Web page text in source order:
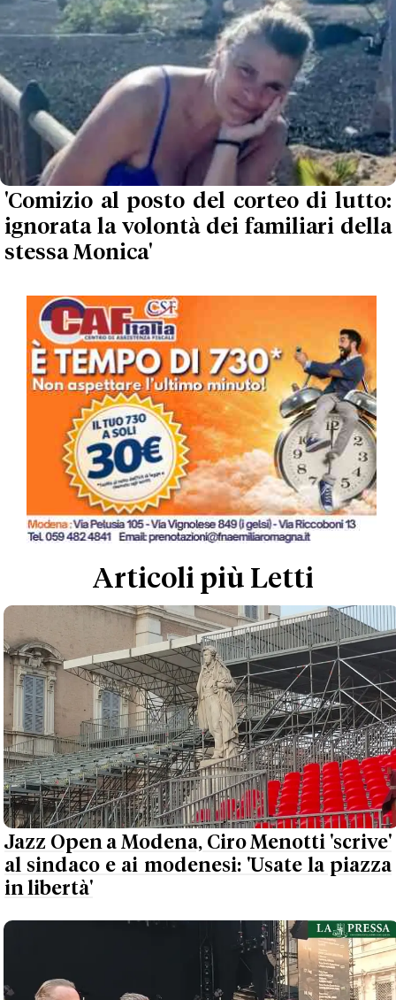
'Comizio al posto del corteo di lutto:
ignorata la volontà dei familiari della
stessa Monica'
Articoli più Letti
Jazz Open a Modena, Ciro Menotti 'scrive'
al sindaco e ai modenesi: 'Usate la piazza
in libertà'